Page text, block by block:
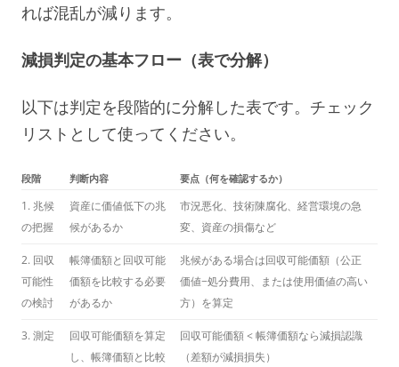
れば混乱が減ります。
減損判定の基本フロー（表で分解）
以下は判定を段階的に分解した表です。チェック
リストとして使ってください。
段階 判断内容 要点（何を確認するか）
1. 兆候
の把握
資産に価値低下の兆
候があるか
市況悪化、技術陳腐化、経営環境の急
変、資産の損傷など
2. 回収
可能性
の検討
帳簿価額と回収可能
価額を比較する必要
があるか
兆候がある場合は回収可能価額（公正
価値−処分費用、または使用価値の高い
方）を算定
3. 測定
回収可能価額を算定
し、帳簿価額と比較
回収可能価額 < 帳簿価額なら減損認識
（差額が減損損失）